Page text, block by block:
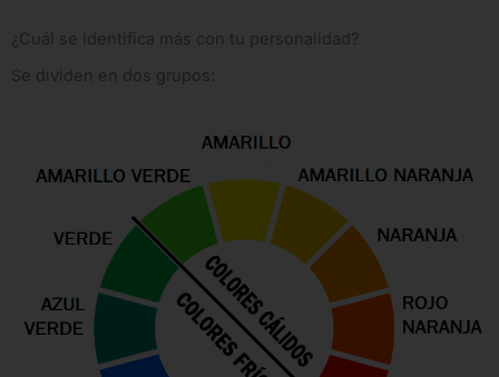
¿Cuál se identifica más con tu personalidad?
Se dividen en dos grupos: